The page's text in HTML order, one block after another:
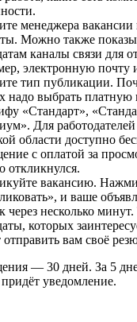
менеджера вакансии
Можно также
каналы связи для
электронную почту
тип публикации.
надо выбрать
«Стандарт»,
Для
области доступно
с оплатой за
откликнулся.
вакансию.
и ваше
через несколько минут.
которых
отправить вам своё
— 30 дней. За 5
уведомление.